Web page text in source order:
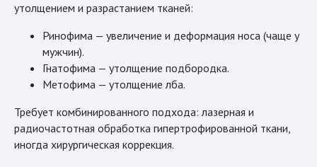
утолщением и разрастанием тканей:
Ринофима — увеличение и деформация носа (чаще у
мужчин).
Гнатофима — утолщение подбородка.
Метофима — утолщение лба.
Требует комбинированного подхода: лазерная и
радиочастотная обработка гипертрофированной ткани,
иногда хирургическая коррекция.